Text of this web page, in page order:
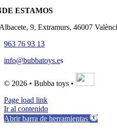
ESTAMOS
9, Extramurs, 46007
963 76 93 13
info@bubbatoys.es
© 2026 • Bubba toys •
Page load link
Ir al contenido
Abrir barra de herramientas